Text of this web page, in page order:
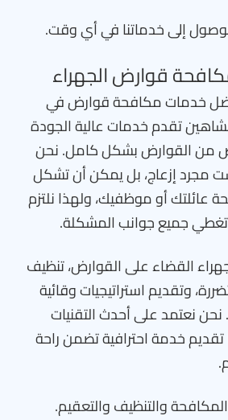
إلى خدماتنا في أي وقت.
قوارض الجهراء
خدمات مكافحة قوارض في
تقدم خدمات عالية الجودة
من القوارض بشكل كامل. نحن
مجرد إزعاج، بل يمكن أن تشكل
أو موظفيك، ولهذا نلتزم
جميع جوانب المشكلة.
القضاء على القوارض، تنظيف
وتقديم استراتيجيات وقائية
نحن نعتمد على أحدث التقنيات
تقديم خدمة احترافية تضمن راحة
والتنظيف والتعقيم.